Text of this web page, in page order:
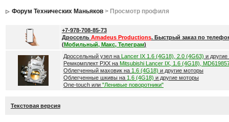
Форум Технических Маньяков> Просмотр профиля
+7-978-708-85-73
Дроссель Amadeus Productions. Быстрый заказ по
(Мобильный, Макс, Телеграм)
Дроссельный узел на Lancer IX 1.6 (4G18), 2.0 (4G63) и
Ремкомплект РХХ на Mitsubishi Lancer IX, 1.6 (4G18),
Облегченный маховик на 1.6 (4G18) и другие моторы
Облегченные шкивы на 1.6 (4G18) и другие моторы
One-touch или "Ленивые поворотники"
Текстовая версия